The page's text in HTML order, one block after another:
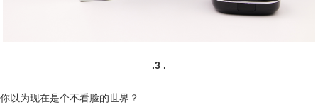
.3 .
你以为现在是个不看脸的世界？